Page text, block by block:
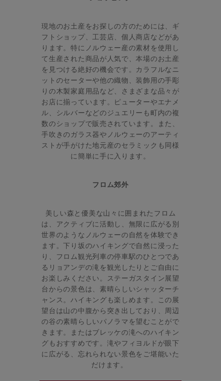
現地のお土産をお探しの方のためには、ギ
フトショップ、工芸店、個人商店などがあ
ります。特にノルウェー産の素材を使用し
て生産された商品が人気で、本場のお土産
を見つける絶好の機会です。カラフルなニ
ットのセーターや他の織物、装飾用の手彫
りの木製家庭用品など、さまざまな品々が
お店に揃っています。ピューターやエナメ
ル、シルバーなどのジュエリーも町内の複
数のショップで販売されています。また、
手吹きのガラス器やノルウェーのアーティ
ストが手がけた地元産のセラミックも同様
に簡単に手に入ります。
フロム郊外
美しい森と優美な山々に囲まれたフロム
は、アクティブに活動し、無限に広がる別
世界のようなノルウェーの自然を体験でき
ます。下り坂のハイキングで自然に浸った
り、フロム観光列車の停車駅のひとつであ
るリョアンデの滝を観光したりとご自由に
お楽しみください。ステーガスタイン展望
台からの景色は、素晴らしいシャッターチ
ャンス。ハイキングも楽しめます。この展
望台は山の中腹から突き出しており、周辺
の谷の素晴らしいパノラマを望むことがで
きます。またはブレッケの滝へのハイキン
グもおすすめです。滝やフィヨルドが眼下
に広がる、忘れられない景色をご堪能いた
だけます。